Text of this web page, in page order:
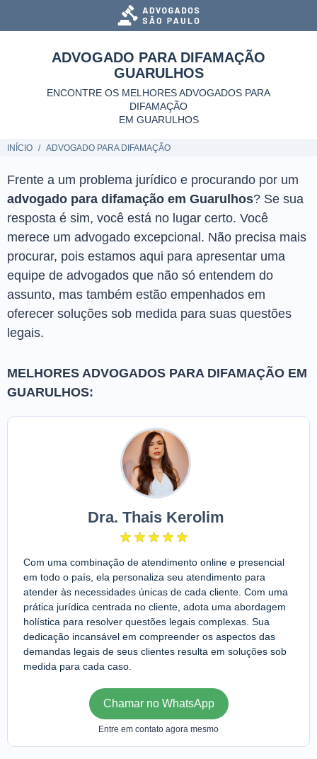
ADVOGADO PARA DIFAMAÇÃO
GUARULHOS
ENCONTRE OS MELHORES ADVOGADOS PARA
DIFAMAÇÃO
EM GUARULHOS
INÍCIO ADVOGADO PARA DIFAMAÇÃO
Frente a um problema jurídico e procurando por um
advogado para difamação em Guarulhos? Se sua
resposta é sim, você está no lugar certo. Você
merece um advogado excepcional. Não precisa mais
procurar, pois estamos aqui para apresentar uma
equipe de advogados que não só entendem do
assunto, mas também estão empenhados em
oferecer soluções sob medida para suas questões
legais.
MELHORES ADVOGADOS PARA DIFAMAÇÃO EM
GUARULHOS:
Dra. Thais Kerolim
Com uma combinação de atendimento online e presencial
em todo o país, ela personaliza seu atendimento para
atender às necessidades únicas de cada cliente. Com uma
prática jurídica centrada no cliente, adota uma abordagem
holística para resolver questões legais complexas. Sua
dedicação incansável em compreender os aspectos das
demandas legais de seus clientes resulta em soluções sob
medida para cada caso.
Chamar no WhatsApp
Entre em contato agora mesmo